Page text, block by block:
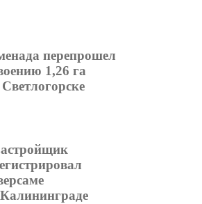
перепрошел
1,26 га